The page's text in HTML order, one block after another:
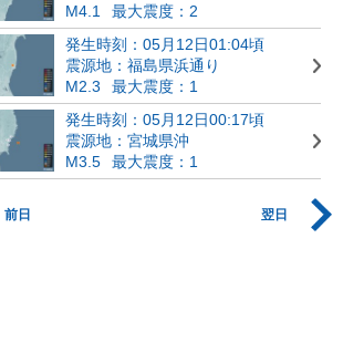
M4.1
最大震度：2
発生時刻：05月12日01:04頃
震源地：福島県浜通り
M2.3
最大震度：1
発生時刻：05月12日00:17頃
震源地：宮城県沖
M3.5
最大震度：1
前日 翌日